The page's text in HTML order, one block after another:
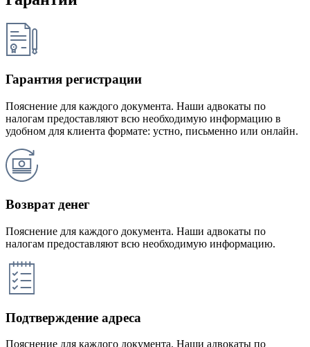
Гарантия регистрации
Пояснение для каждого документа. Наши адвокаты по
налогам предоставляют всю необходимую информацию в
удобном для клиента формате: устно, письменно или онлайн.
Возврат денег
Пояснение для каждого документа. Наши адвокаты по
налогам предоставляют всю необходимую информацию.
Подтверждение адреса
Пояснение для каждого документа. Наши адвокаты по